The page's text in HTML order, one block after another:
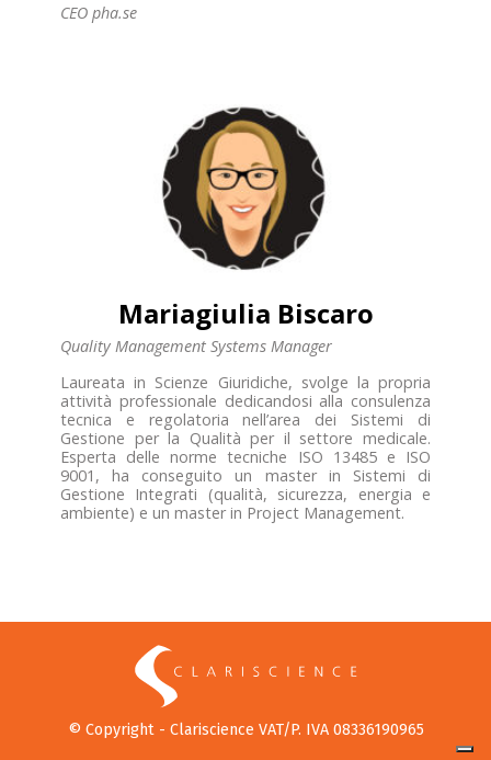
CEO pha.se
Mariagiulia Biscaro
Quality Management Systems Manager
Laureata in Scienze Giuridiche, svolge la propria
attività professionale dedicandosi alla consulenza
tecnica e regolatoria nell’area dei Sistemi di
Gestione per la Qualità per il settore medicale.
Esperta delle norme tecniche ISO 13485 e ISO
9001, ha conseguito un master in Sistemi di
Gestione Integrati (qualità, sicurezza, energia e
ambiente) e un master in Project Management.
© Copyright - Clariscience VAT/P. IVA 08336190965